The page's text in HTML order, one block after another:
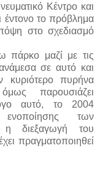
Κέντρο και
έντονο το πρόβλημα
στο σχεδιασμό
πάρκο μαζί με τις
σε αυτό και
κυριότερο πυρήνα
παρουσιάζει
αυτό, το 2004
ενοποίησης των
διεξαγωγή του
πραγματοποιηθεί